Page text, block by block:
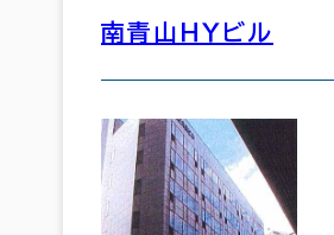
南青山ＨＹビル
栃木県 (59)
東京都 (4,023)